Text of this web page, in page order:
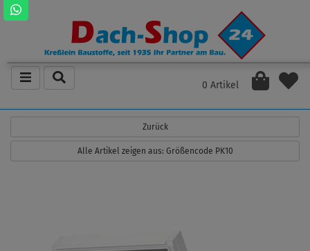
0 Artikel
Zurück
Alle Artikel zeigen aus: Größencode PK10